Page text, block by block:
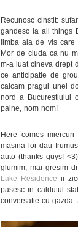
Recunosc cinstit:
gandesc la all things
limba aia de vis care
Mor de ciuda ca nu
m-a luat cineva drept
ce anticipatie de
calcam pragul unei
nord a Bucurestiului
paine, nom nom!
Here comes
masina lor dau
auto (thanks guys!
glumim, mai gresim
Lake Residence ii
pasesc in caldutul
conversatie cu gazda.